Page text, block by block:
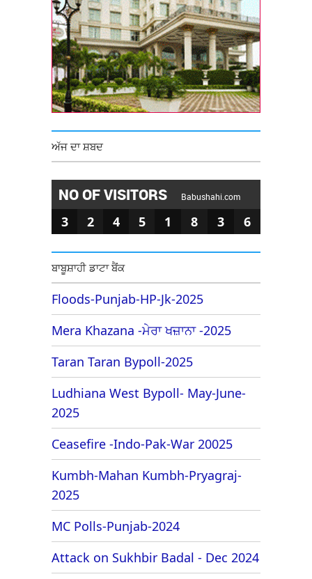
ਅੱਜ ਦਾ ਸ਼ਬਦ
NO OF VISITORS Babushahi.com
3 2 4 5 1 8 3 6
ਬਾਬੂਸ਼ਾਹੀ ਡਾਟਾ ਬੈਂਕ
Floods-Punjab-HP-Jk-2025
Mera Khazana -ਮੇਰਾ ਖਜ਼ਾਨਾ -2025
Taran Taran Bypoll-2025
Ludhiana West Bypoll- May-June-
2025
Ceasefire -Indo-Pak-War 20025
Kumbh-Mahan Kumbh-Pryagraj-
2025
MC Polls-Punjab-2024
Attack on Sukhbir Badal - Dec 2024